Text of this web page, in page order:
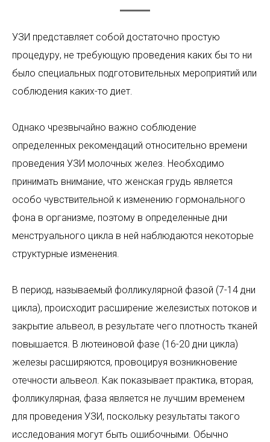
УЗИ представляет собой достаточно простую
процедуру, не требующую проведения каких бы то ни
было специальных подготовительных мероприятий или
соблюдения каких-то диет.
Однако чрезвычайно важно соблюдение
определенных рекомендаций относительно времени
проведения УЗИ молочных желез. Необходимо
принимать внимание, что женская грудь является
особо чувствительной к изменению гормонального
фона в организме, поэтому в определенные дни
менструального цикла в ней наблюдаются некоторые
структурные изменения.
В период, называемый фолликулярной фазой (7-14 дни
цикла), происходит расширение железистых потоков и
закрытие альвеол, в результате чего плотность тканей
повышается. В лютеиновой фазе (16-20 дни цикла)
железы расширяются, провоцируя возникновение
отечности альвеол. Как показывает практика, вторая,
фолликулярная, фаза является не лучшим временем
для проведения УЗИ, поскольку результаты такого
исследования могут быть ошибочными. Обычно